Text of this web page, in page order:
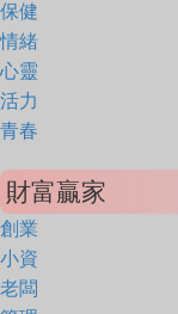
保健
情緒
心靈
活力
青春
財富贏家
創業
小資
老闆